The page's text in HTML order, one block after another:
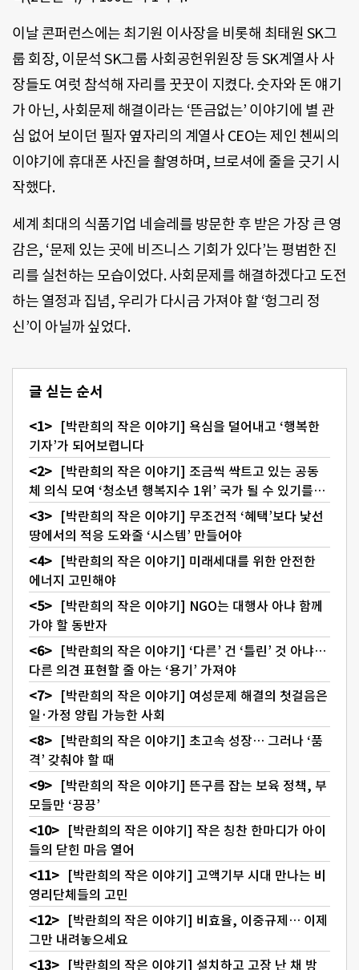
이날 콘퍼런스에는 최기원 이사장을 비롯해 최태원 SK그
룹 회장, 이문석 SK그룹 사회공헌위원장 등 SK계열사 사
장들도 여럿 참석해 자리를 꿋꿋이 지켰다. 숫자와 돈 얘기
가 아닌, 사회문제 해결이라는 ‘뜬금없는’ 이야기에 별 관
심 없어 보이던 필자 옆자리의 계열사 CEO는 제인 첸씨의
이야기에 휴대폰 사진을 촬영하며, 브로셔에 줄을 긋기 시
작했다.
세계 최대의 식품기업 네슬레를 방문한 후 받은 가장 큰 영
감은, ‘문제 있는 곳에 비즈니스 기회가 있다’는 평범한 진
리를 실천하는 모습이었다. 사회문제를 해결하겠다고 도전
하는 열정과 집념, 우리가 다시금 가져야 할 ‘헝그리 정
신’이 아닐까 싶었다.
글 싣는 순서
[박란희의 작은 이야기] 욕심을 덜어내고 ‘행복한
기자’가 되어보렵니다
[박란희의 작은 이야기] 조금씩 싹트고 있는 공동
체 의식 모여 ‘청소년 행복지수 1위’ 국가 될 수 있기를…
[박란희의 작은 이야기] 무조건적 ‘혜택’보다 낯선
땅에서의 적응 도와줄 ‘시스템’ 만들어야
[박란희의 작은 이야기] 미래세대를 위한 안전한
에너지 고민해야
[박란희의 작은 이야기] NGO는 대행사 아냐 함께
가야 할 동반자
[박란희의 작은 이야기] ‘다른’ 건 ‘틀린’ 것 아냐…
다른 의견 표현할 줄 아는 ‘용기’ 가져야
[박란희의 작은 이야기] 여성문제 해결의 첫걸음은
일·가정 양립 가능한 사회
[박란희의 작은 이야기] 초고속 성장… 그러나 ‘품
격’ 갖춰야 할 때
[박란희의 작은 이야기] 뜬구름 잡는 보육 정책, 부
모들만 ‘끙끙’
[박란희의 작은 이야기] 작은 칭찬 한마디가 아이
들의 닫힌 마음 열어
[박란희의 작은 이야기] 고액기부 시대 만나는 비
영리단체들의 고민
[박란희의 작은 이야기] 비효율, 이중규제… 이제
그만 내려놓으세요
[박란희의 작은 이야기] 설치하고 고장 난 채 방